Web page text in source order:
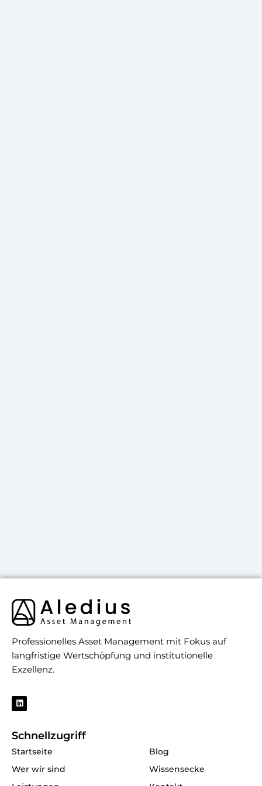
Professionelles Asset Management mit Fokus auf
langfristige Wertschöpfung und institutionelle
Exzellenz.
L
i
n
d
n
Schnellzugriff
Startseite
Wer wir sind
Blog
Wissensecke